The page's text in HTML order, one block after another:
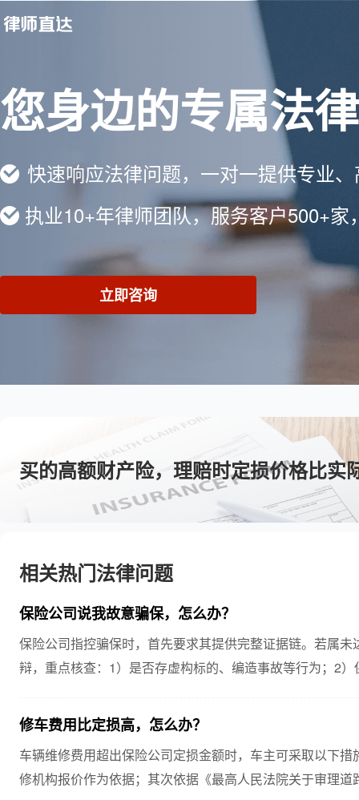
您身边的专属法
快速响应法律问题，一对一提供专业
执业10+年律师团队，服务客户500+
立即咨询
买的高额财产险，理赔时定损价格比实
相关热门法律问题
保险公司说我故意骗保，怎么办？
保险公司指控骗保时，首先要求其提供完整证据链。若属
辩，重点核查：1）是否存虚构标的、编造事故等行为；2
修车费用比定损高，怎么办？
车辆维修费用超出保险公司定损金额时，车主可采取以下
修机构报价作为依据；其次依据《最高人民法院关于审理